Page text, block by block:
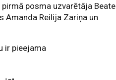
posma uzvarētāja Beate
Amanda Reilija Zariņa un
ir pieejama